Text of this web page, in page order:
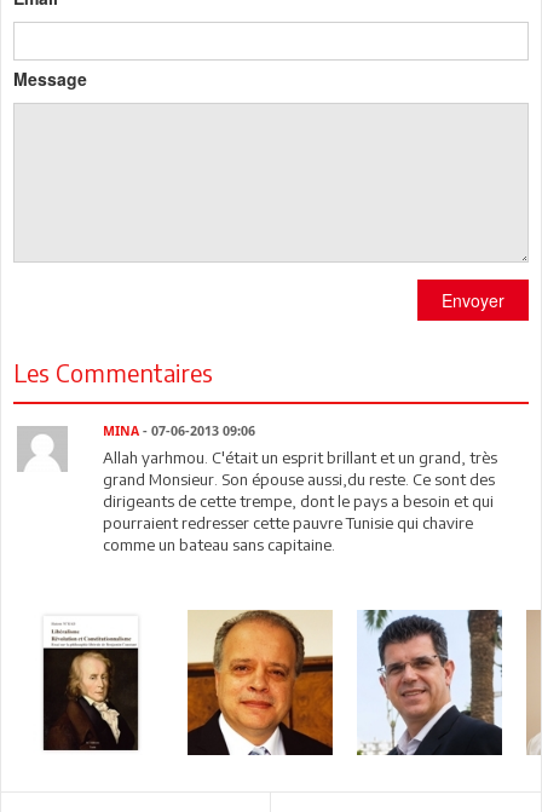
Message
Envoyer
Les Commentaires
MINA - 07-06-2013 09:06
Allah yarhmou. C'était un esprit brillant et un grand, très
grand Monsieur. Son épouse aussi,du reste. Ce sont des
dirigeants de cette trempe, dont le pays a besoin et qui
pourraient redresser cette pauvre Tunisie qui chavire
comme un bateau sans capitaine.